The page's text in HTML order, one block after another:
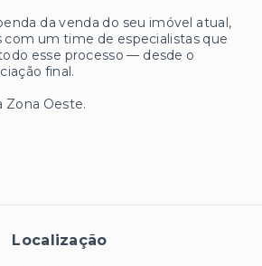
da venda do seu imóvel atual,
com um time de especialistas que
esse processo — desde o
final.
Zona Oeste.
Localização